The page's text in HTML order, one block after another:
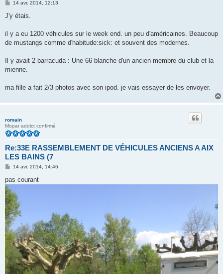
M
s
s
g
e
14 avr. 2014, 12:13
J'y étais.
il y a eu 1200 véhicules sur le week end. un peu d'américaines. Beaucoup
de mustangs comme d'habitude:sick: et souvent des modernes.
Il y avait 2 barracuda : Une 66 blanche d'un ancien membre du club et la
mienne.
ma fille a fait 2/3 photos avec son ipod. je vais essayer de les envoyer.
romain
Mopar addict confirmé
Re:33E RASSEMBLEMENT DE VÉHICULES ANCIENS A AIX
LES BAINS (7
M
s
s
a
g
e
14 avr. 2014, 14:46
pas courant